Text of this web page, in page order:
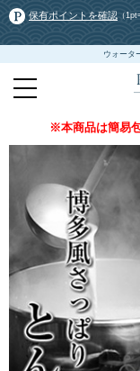
保有ポイントを確認 （
ウォータ
※本商品は簡易